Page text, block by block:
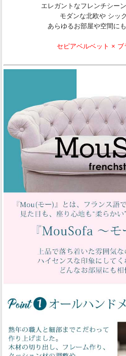
エレガントなフレンチシー
モダンな北欧や シッ
あらゆるお部屋や空間に
セピアベルベット ×